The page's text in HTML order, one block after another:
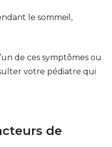
le sommeil,
de ces symptômes ou
votre pédiatre qui
de